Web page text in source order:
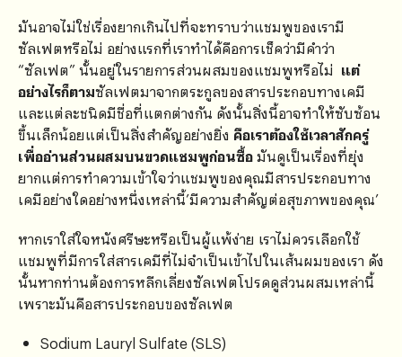
มันอาจไม่ใช่เรื่องยากเกินไปที่จะทราบว่าแชมพูของเรามี
ซัลเฟตหรือไม่ อย่างแรกที่เราทำได้คือการเช็คว่ามีคำว่า
“ซัลเฟต” นั้นอยู่ในรายการส่วนผสมของแชมพูหรือไม่ แต่
อย่างไรก็ตามซัลเฟตมาจากตระกูลของสารประกอบทางเคมี
และแต่ละชนิดมีชื่อที่แตกต่างกัน ดังนั้นสิ่งนี้อาจทำให้ซับซ้อน
ขึ้นเล็กน้อยแต่เป็นสิ่งสำคัญอย่างยิ่ง คือเราต้องใช้เวลาสักครู่
เพื่ออ่านส่วนผสมบนขวดแชมพูก่อนซื้อมันดูเป็นเรื่องที่ยุ่ง
ยากแต่การทำความเข้าใจว่าแชมพูของคุณมีสารประกอบทาง
เคมีอย่างใดอย่างหนึ่งเหล่านี้’มีความสำคัญต่อสุขภาพของคุณ’
หากเราใส่ใจหนังศรีษะหรือเป็นผู้แพ้ง่าย เราไม่ควรเลือกใช้
แชมพูที่มีการใส่สารเคมีที่ไม่จำเป็นเข้าไปในเส้นผมของเรา ดัง
นั้นหากท่านต้องการหลีกเลี่ยงซัลเฟตโปรดดูส่วนผสมเหล่านี้
เพราะมันคือสารประกอบของซัลเฟต
Sodium Lauryl Sulfate (SLS)